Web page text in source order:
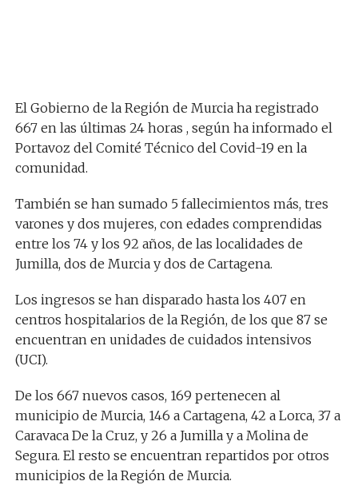
El Gobierno de la Región de Murcia ha registrado
667 en las últimas 24 horas , según ha informado el
Portavoz del Comité Técnico del Covid-19 en la
comunidad.
También se han sumado 5 fallecimientos más, tres
varones y dos mujeres, con edades comprendidas
entre los 74 y los 92 años, de las localidades de
Jumilla, dos de Murcia y dos de Cartagena.
Los ingresos se han disparado hasta los 407 en
centros hospitalarios de la Región, de los que 87 se
encuentran en unidades de cuidados intensivos
(UCI).
De los 667 nuevos casos, 169 pertenecen al
municipio de Murcia, 146 a Cartagena, 42 a Lorca, 37 a
Caravaca De la Cruz, y 26 a Jumilla y a Molina de
Segura. El resto se encuentran repartidos por otros
municipios de la Región de Murcia.